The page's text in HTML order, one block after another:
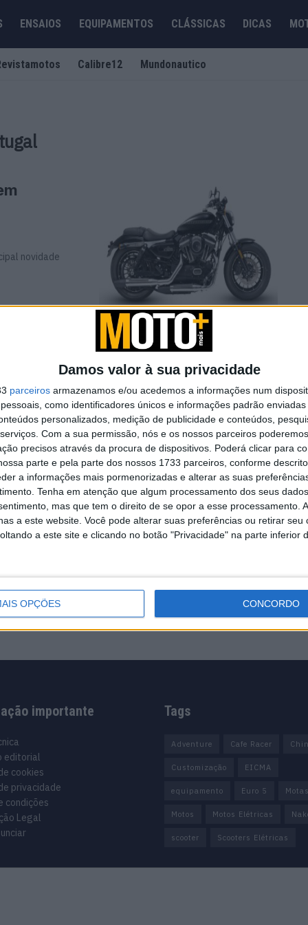
Damos valor à sua privacidade
parceiros armazenamos e/ou acedemos a informações num
como identificadores únicos e informações padrão
personalizados, medição de publicidade e conteúdos,
Com a sua permissão, nós e os nossos parceiros
precisos através da procura de dispositivos. Poderá clicar para
parte e pela parte dos nossos 1733 parceiros, conforme
a informações mais pormenorizadas e alterar as suas
Tenha em atenção que algum processamento dos seus
mas que tem o direito de se opor a esse processamento.
a este website. Você pode alterar suas preferências ou retirar seu
a este site e clicando no botão "Privacidade" na parte inferior
OPÇÕES CONCORDO
ENSAIOS EQUIPAMENTOS CLÁSSICAS DICAS
Calibre12 Mundonautico
novidade
uma
site
importante
editorial
cookies
privacidade
condições
Legal
Tags
Adventure Cafe Racer
Customização EICMA
equipamento Euro 5
Motos Motos Elétricas
scooter Scooters Elétricas